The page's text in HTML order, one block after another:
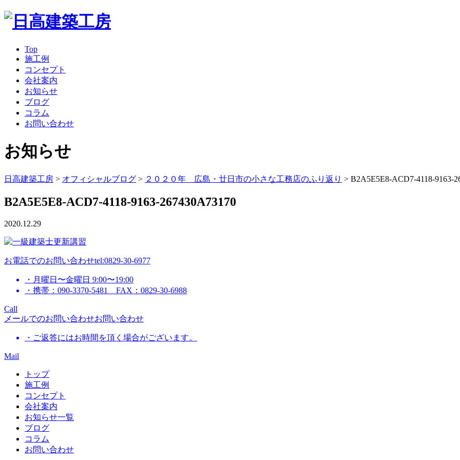
Top
施工例
コンセプト
会社案内
お知らせ
ブログ
コラム
お問い合わせ
お知らせ
日高建築工房 > オフィシャルブログ > ２０２０年 広島・廿日市の小さな工務店のふり返り > B2A5E5E8-ACD7-4118-9163-
B2A5E5E8-ACD7-4118-9163-267430A73170
2020.12.29
お電話でのお問い合わせtel:0829-30-6977
・月曜日〜金曜日 9:00〜19:00
・携帯：090-3370-5481 FAX：0829-30-6988
Call
メールでのお問い合わせお問い合わせ
・ご返答にはお時間を頂く場合がございます。
Mail
トップ
施工例
コンセプト
会社案内
お知らせ一覧
ブログ
コラム
お問い合わせ